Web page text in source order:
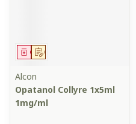
Op voorschrift
Geneesmiddel
Alcon
Opatanol Collyre 1x5ml
1mg/ml